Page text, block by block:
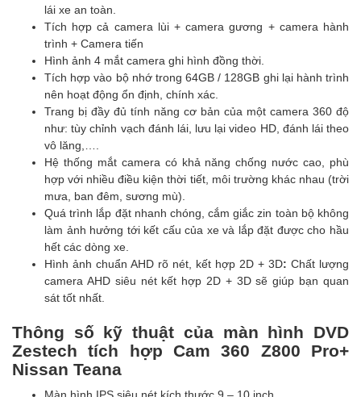
lái xe an toàn.
Tích hợp cả camera lùi + camera gương + camera hành
trình + Camera tiến
Hình ảnh 4 mắt camera ghi hình đồng thời.
Tích hợp vào bộ nhớ trong 64GB / 128GB ghi lại hành trình
nên hoạt động ổn định, chính xác.
Trang bị đầy đủ tính năng cơ bản của một camera 360 độ
như: tùy chỉnh vạch đánh lái, lưu lại video HD, đánh lái theo
vô lăng,….
Hệ thống mắt camera có khả năng chống nước cao, phù
hợp với nhiều điều kiện thời tiết, môi trường khác nhau (trời
mưa, ban đêm, sương mù).
Quá trình lắp đặt nhanh chóng, cắm giắc zin toàn bộ không
làm ảnh hưởng tới kết cấu của xe và lắp đặt được cho hầu
hết các dòng xe.
Hình ảnh chuẩn AHD rõ nét, kết hợp 2D + 3D: Chất lượng
camera AHD siêu nét kết hợp 2D + 3D sẽ giúp bạn quan
sát tốt nhất.
Thông số kỹ thuật của màn hình DVD
Zestech tích hợp Cam 360 Z800 Pro+
Nissan Teana